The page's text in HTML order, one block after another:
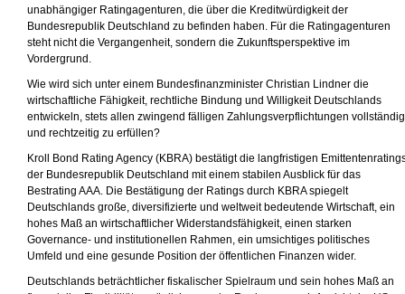
unabhängiger Ratingagenturen, die über die Kreditwürdigkeit der
Bundesrepublik Deutschland zu befinden haben. Für die Ratingagenturen
steht nicht die Vergangenheit, sondern die Zukunftsperspektive im
Vordergrund.
Wie wird sich unter einem Bundesfinanzminister Christian Lindner die
wirtschaftliche Fähigkeit, rechtliche Bindung und Willigkeit Deutschlands
entwickeln, stets allen zwingend fälligen Zahlungsverpflichtungen vollständig
und rechtzeitig zu erfüllen?
Kroll Bond Rating Agency (KBRA) bestätigt die langfristigen
der Bundesrepublik Deutschland mit einem stabilen Ausblick für das
Bestrating AAA. Die Bestätigung der Ratings durch KBRA spiegelt
Deutschlands große, diversifizierte und weltweit bedeutende Wirtschaft, ein
hohes Maß an wirtschaftlicher Widerstandsfähigkeit, einen starken
Governance- und institutionellen Rahmen, ein umsichtiges politisches
Umfeld und eine gesunde Position der öffentlichen Finanzen wider.
Deutschlands beträchtlicher fiskalischer Spielraum und sein hohes Maß an